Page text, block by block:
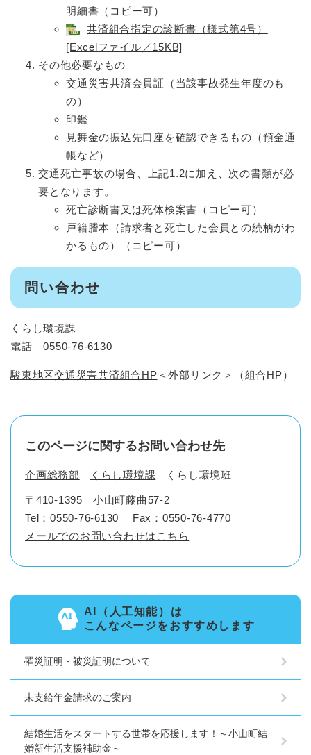
明細書（コピー可）
共済組合指定の診断書（様式第4号）
[Excelファイル／15KB]
その他必要なもの
交通災害共済会員証（当該事故発生年度のも
の）
印鑑
見舞金の振込先口座を確認できるもの（預金通
帳など）
交通死亡事故の場合、上記1.2に加え、次の書類が必
要となります。
死亡診断書又は死体検案書（コピー可）
戸籍謄本（請求者と死亡した会員との続柄がわ
かるもの）（コピー可）
問い合わせ
くらし環境課
電話 0550-76-6130
駿東地区交通災害共済組合HP ＜外部リンク＞ （組合HP）
このページに関するお問い合わせ先
企画総務部 くらし環境課 くらし環境班
〒410-1395
小山町藤曲57-2
Tel：0550-76-6130
Fax：0550-76-4770
メールでのお問い合わせはこちら
AI（人工知能）は
こんなページをおすすめします
罹災証明・被災証明について
未支給年金請求のご案内
結婚生活をスタートする世帯を応援します！～小山町結
婚新生活支援補助金～